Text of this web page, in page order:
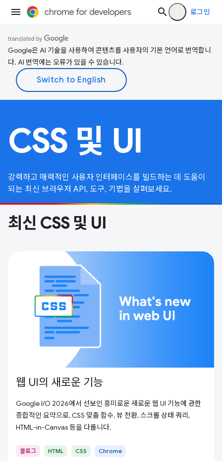
로그인
Google은 AI 기술을 사용하여 콘텐츠를 사용자의 기본 언어로 번역합니
다. AI 번역에는 오류가 있을 수 있습니다.
CSS 및 UI
강력하고 매력적인 사용자 인터페이스를 빌드하는 데 도움이
되는 최신 브라우저 API, 도구, 기법을 살펴보세요.
최신 CSS 및 UI
웹 UI의 새로운 기능
Google I/O 2026에서 선보인 흥미로운 새로운 웹 UI 기능에 관한
종합적인 요약으로, CSS 맞춤 함수, 뷰 전환, 스크롤 상태 쿼리,
HTML-in-Canvas 등을 다룹니다.
블로그 HTML CSS Chrome